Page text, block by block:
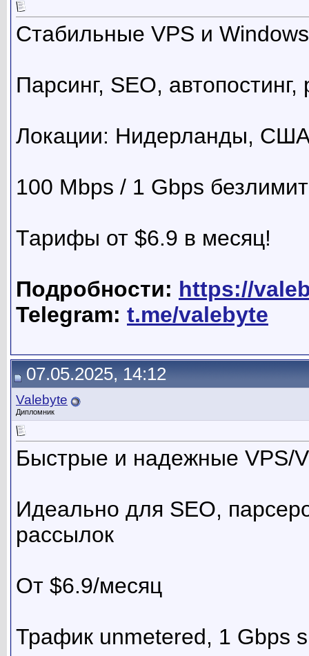
Стабильные VPS и
Парсинг, SEO,
Локации: Нидерланды,
100 Mbps / 1 Gbps
Тарифы от $6.9 в месяц!
Подробности: https://
Telegram: t.me/valebyte
07.05.2025, 14:12
Valebyte
Дипломник
Быстрые и надежные VPS/
Идеально для SEO,
рассылок
От $6.9/месяц
Трафик unmetered, 1 Gbps